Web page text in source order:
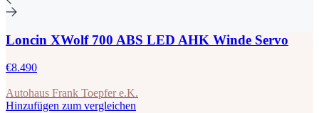
Loncin XWolf 700 ABS LED AHK Winde Servo
€8.490
Autohaus Frank Toepfer e.K.
Hinzufügen zum vergleichen